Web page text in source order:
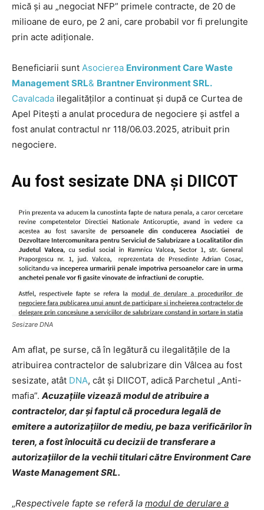
mică și au „negociat NFP” primele contracte, de 20 de
milioane de euro, pe 2 ani, care probabil vor fi prelungite
prin acte adiționale.
Beneficiarii sunt Asocierea Environment Care Waste
Management SRL& Brantner Environment SRL.
Cavalcada ilegalităților a continuat și după ce Curtea de
Apel Pitești a anulat procedura de negociere și astfel a
fost anulat contractul nr 118/06.03.2025, atribuit prin
negociere.
Au fost sesizate DNA și DIICOT
Sesizare DNA
Am aflat, pe surse, că în legătură cu ilegalitățile de la
atribuirea contractelor de salubrizare din Vâlcea au fost
sesizate, atât DNA, cât și DIICOT, adică Parchetul „Anti-
mafia”. Acuzațiile vizează modul de atribuire a
contractelor, dar și faptul că procedura legală de
emitere a autorizațiilor de mediu, pe baza verificărilor în
teren, a fost înlocuită cu decizii de transferare a
autorizațiilor de la vechii titulari către Environment Care
Waste Management SRL.
„Respectivele fapte se referă la modul de derulare a